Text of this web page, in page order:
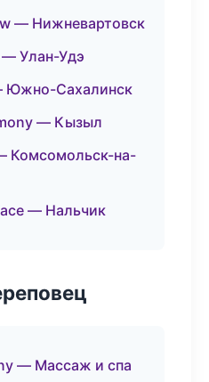
— Нижневартовск
— Улан-Удэ
Южно-Сахалинск
— Кызыл
Комсомольск-на-
— Нальчик
— Массаж и спа